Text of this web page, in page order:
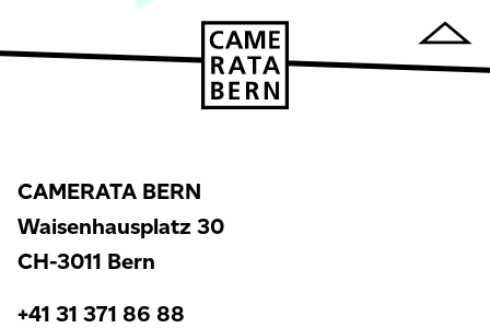
CAMERATA BERN
Waisenhausplatz 30
CH-3011 Bern
+41 31 371 86 88